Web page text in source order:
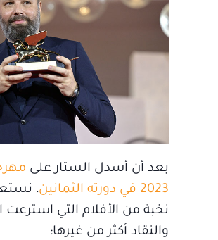
بعد أن أسدل الستار على
2023 في دورته الثمانين
،
نخبة من الأفلام التي استرعت
والنقاد أكثر من غيرها: